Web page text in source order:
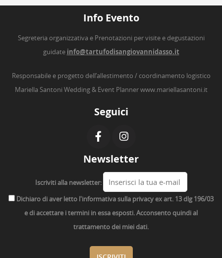
Info Evento
Segreteria organizzativa e Prenotazioni per visite e degustazioni
guidate info@tartufodisangiovannidasso.it
Responsabile e progetto dell’allestimento / coordinamento logistico
Mariella Santoni Wedding & Event Plannerwww.mariellasantoni.it
Seguici
Newsletter
Iscriviti alla newsletter:
Dichiaro di aver letto l'informativa sulla privacy ex art. 13 dlg 196/03
e di accettare i termini in essa esposti. Acconsento quindi al
trattamento dei miei dati.